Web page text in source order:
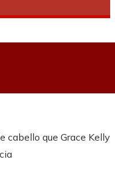
cabello que Grace Kelly